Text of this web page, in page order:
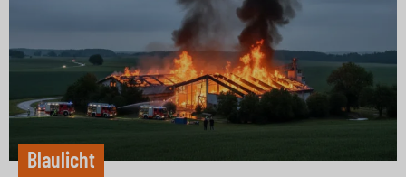
Blaulicht